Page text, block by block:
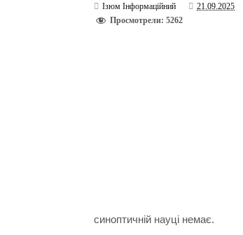
Ізюм Інформаційний 21.09.2025
Просмотрели: 5262
синоптичній науці немає.